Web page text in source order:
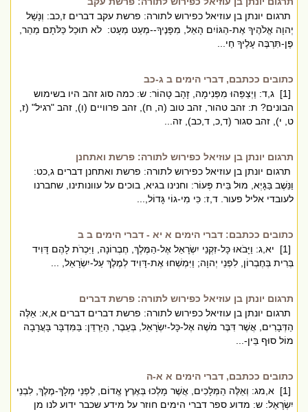
תרגום יונתן בן עוזיאל כפירוש לתורה: פרשת עקב דברים ז,כב: וְנָשַׁל
יְהוָה אֱלֹהֶיךָ אֶת-הַגּוֹיִם הָאֵל, מִפָּנֶיךָ--מְעַט מְעָט: לֹא תוּכַל כַּלֹּתָם מַהֵר,
פֶּן-תִּרְבֶּה עָלֶיךָ חַי...
כתובים ככתבם, דברי הימים ב ג-כב
[1] ג,ד: וַיְצַפֵּהוּ מִפְּנִימָה, זָהָב טָהוֹר: ש: כמה סוג זהב היו בשימוש
הבונים? ת: זהב טהור, זהב טוב (ה, ח), זהב פרוויים (ו), זהב "רגיל" (ז,
ט, י), זהב סגור (ד,כ, ד,כב), זה...
תרגום יונתן בן עוזיאל כפירוש לתורה: פרשת ואתחנן
תרגום יונתן בן עוזיאל כפירוש לתורה: פרשת ואתחנן דברים ג,כט:
וַנֵּשֶׁב בַּגָּיְא, מוּל בֵּית פְּעוֹר: וחנינו בגיא, בוכים על עוונותינו, שחברנו
לעובדי אליל פעור. ד,ז: כִּי מִי-גוֹי גָּדוֹל,...
כתובים ככתבם: דברי הימים א יא - דברי הימים ב ב
[1] יא,ג: וַיָּבֹאוּ כָּל-זִקְנֵי יִשְׂרָאֵל אֶל-הַמֶּלֶךְ, חֶבְרוֹנָה, וַיִּכְרֹת לָהֶם דָּוִיד
בְּרִית בְּחֶבְרוֹן, לִפְנֵי יְהוָה; וַיִּמְשְׁחוּ אֶת-דָּוִיד לְמֶלֶךְ עַל-יִשְׂרָאֵל, ...
תרגום יונתן בן עוזיאל כפירוש לתורה: פרשת דברים
תרגום יונתן בן עוזיאל כפירוש לתורה: פרשת דברים דברים א,א: אֵלֶּה
הַדְּבָרִים, אֲשֶׁר דִּבֶּר מֹשֶׁה אֶל-כָּל-יִשְׂרָאֵל, בְּעֵבֶר, הַיַּרְדֵּן: בַּמִּדְבָּר בָּעֲרָבָה
מוֹל סוּף בֵּין-...
כתובים ככתבם, דברי הימים א א-ה
[1] א,מג: וְאֵלֶּה הַמְּלָכִים, אֲשֶׁר מָלְכוּ בְּאֶרֶץ אֱדוֹם, לִפְנֵי מְלָךְ-מֶלֶךְ, לִבְנֵי
יִשְׂרָאֵל: ש: מדוע ספר דברי הימים חוזר על מידע שכבר ידוע לנו מן